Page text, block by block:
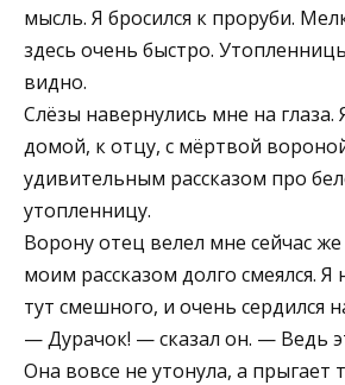
мысль. Я бросился к проруби.
здесь очень быстро.
видно.
Слёзы навернулись мне на глаза.
домой, к отцу, с мёртвой
удивительным рассказом про
утопленницу.
Ворону отец велел мне сейчас
моим рассказом долго смеялся. Я
тут смешного, и очень сердился
— Дурачок! — сказал он. — Ведь
Она вовсе не утонула, а прыгает